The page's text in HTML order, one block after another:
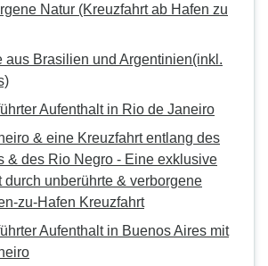
Natur (Kreuzfahrt ab Hafen zu
aus Brasilien und Argentinien(inkl.
Aufenthalt in Rio de Janeiro
& eine Kreuzfahrt entlang des
& des Rio Negro - Eine exklusive
durch unberührte & verborgene
zu-Hafen Kreuzfahrt
Aufenthalt in Buenos Aires mit